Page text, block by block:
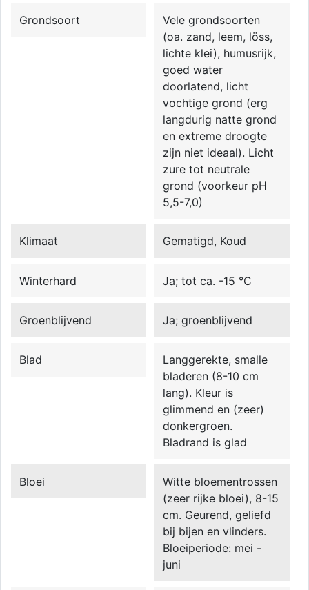
Grondsoort
Vele grondsoorten
(oa. zand, leem, löss,
lichte klei), humusrijk,
goed water
doorlatend, licht
vochtige grond (erg
langdurig natte grond
en extreme droogte
zijn niet ideaal). Licht
zure tot neutrale
grond (voorkeur pH
5,5-7,0)
Klimaat Gematigd, Koud
Winterhard Ja; tot ca. -15 °C
Groenblijvend Ja; groenblijvend
Blad
Langgerekte, smalle
bladeren (8-10 cm
lang). Kleur is
glimmend en (zeer)
donkergroen.
Bladrand is glad
Bloei
Witte bloementrossen
(zeer rijke bloei), 8-15
cm. Geurend, geliefd
bij bijen en vlinders.
Bloeiperiode: mei -
juni